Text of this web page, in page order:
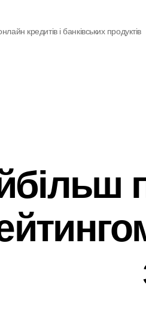
кредитів і банківських продуктів